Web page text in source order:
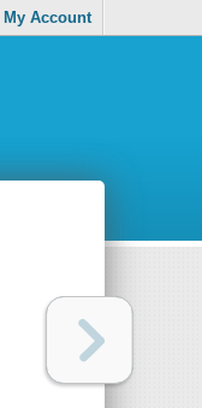
My Account